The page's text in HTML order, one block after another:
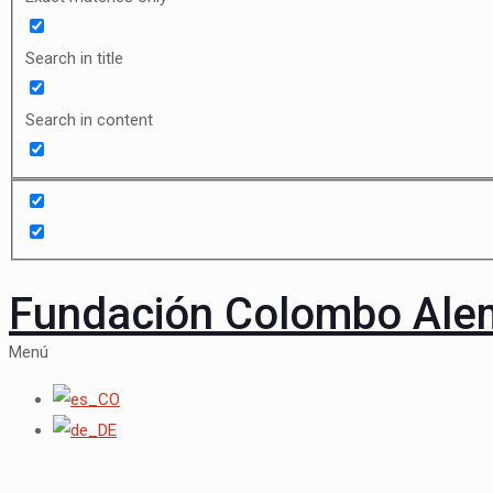
Search in title
Search in content
Fundación Colombo
Menú